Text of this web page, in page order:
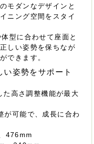
モダンなデザインと
ニング空間をスタイ
型に合わせて座面と
しい姿勢を保ちなが
できます。
姿勢をサポート
高さ調整機能が最大
が可能で、成長に合わ
476mm